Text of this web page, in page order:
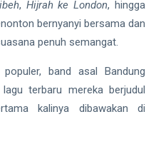
, Hijrah ke London, hingga
bernyanyi bersama dan
penuh semangat.
band asal Bandung
terbaru mereka berjudul
kalinya dibawakan di